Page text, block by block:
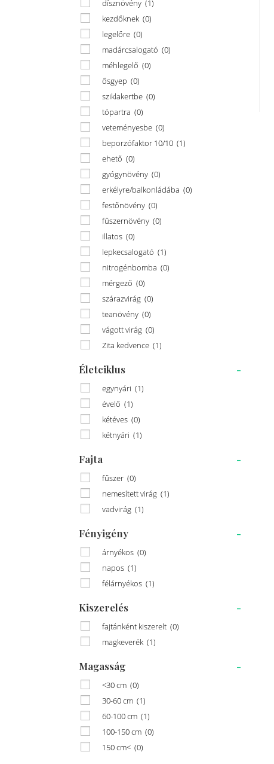
dísznövény (1)
kezdőknek (0)
legelőre (0)
madárcsalogató (0)
méhlegelő (0)
ősgyep (0)
sziklakertbe (0)
tópartra (0)
veteményesbe (0)
beporzófaktor 10/10 (1)
ehető (0)
gyógynövény (0)
erkélyre/balkonládába (0)
festőnövény (0)
fűszernövény (0)
illatos (0)
lepkecsalogató (1)
nitrogénbomba (0)
mérgező (0)
szárazvirág (0)
teanövény (0)
vágott virág (0)
Zita kedvence (1)
Életciklus -
egynyári (1)
évelő (1)
kétéves (0)
kétnyári (1)
Fajta -
fűszer (0)
nemesített virág (1)
vadvirág (1)
Fényigény -
árnyékos (0)
napos (1)
félárnyékos (1)
Kiszerelés -
fajtánként kiszerelt (0)
magkeverék (1)
Magasság -
<30 cm (0)
30-60 cm (1)
60-100 cm (1)
100-150 cm (0)
150 cm< (0)